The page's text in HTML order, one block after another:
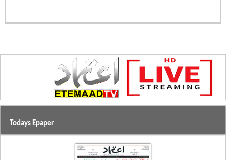
Todays Epaper